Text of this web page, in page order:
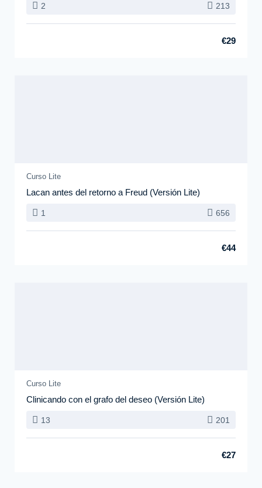
2 213
€29
Curso Lite
Lacan antes del retorno a Freud (Versión Lite)
1 656
€44
Curso Lite
Clinicando con el grafo del deseo (Versión Lite)
13 201
€27